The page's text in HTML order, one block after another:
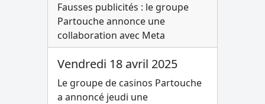
Fausses publicités : le groupe
Partouche annonce une
collaboration avec Meta
Vendredi 18 avril 2025
Le groupe de casinos Partouche
a annoncé jeudi une